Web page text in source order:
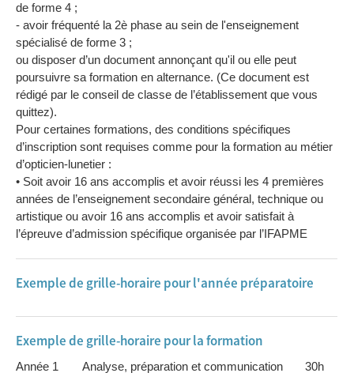
de forme 4 ;
- avoir fréquenté la 2è phase au sein de l'enseignement
spécialisé de forme 3 ;
ou disposer d’un document annonçant qu'il ou elle peut
poursuivre sa formation en alternance. (Ce document est
rédigé par le conseil de classe de l’établissement que vous
quittez).
Pour certaines formations, des conditions spécifiques
d’inscription sont requises comme pour la formation au métier
d’opticien-lunetier :
• Soit avoir 16 ans accomplis et avoir réussi les 4 premières
années de l’enseignement secondaire général, technique ou
artistique ou avoir 16 ans accomplis et avoir satisfait à
l’épreuve d’admission spécifique organisée par l’IFAPME
Exemple de grille-horaire pour l'année préparatoire
Exemple de grille-horaire pour la formation
Année 1 Analyse, préparation et communication
30h